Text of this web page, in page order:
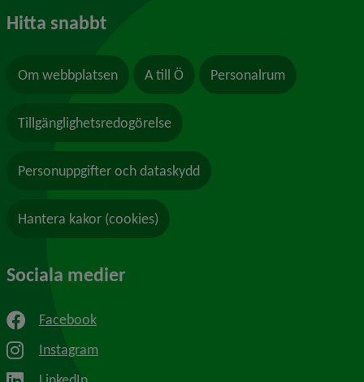
Hitta snabbt
Om webbplatsen A till Ö Personalrum
Tillgänglighetsredogörelse
Personuppgifter och dataskydd
Hantera kakor (cookies)
Sociala medier
Facebook
Instagram